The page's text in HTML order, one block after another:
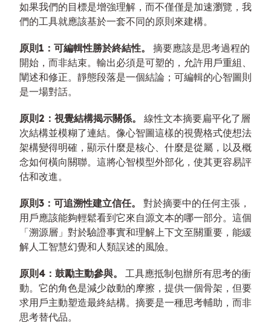
如果我們的目標是增強理解，而不僅僅是加速瀏覽，我
們的工具就應該基於一套不同的原則來建構。
原則1：可編輯性勝於終結性。
摘要應該是思考過程的
開始，而非結束。輸出必須是可塑的，允許用戶重組、
闡述和修正。靜態段落是一個結論；可編輯的心智圖則
是一場對話。
原則2：視覺結構揭示關係。
線性文本摘要扁平化了層
次結構並模糊了連結。像心智圖這樣的視覺格式使想法
架構變得明確，顯示什麼是核心、什麼是從屬，以及概
念如何橫向關聯。這將心智模型外部化，使其更容易評
估和改進。
原則3：可追溯性建立信任。
對於摘要中的任何主張，
用戶應該能夠輕鬆看到它來自源文本的哪一部分。這個
「溯源層」對於驗證事實和理解上下文至關重要，能緩
解人工智慧幻覺和人類誤述的風險。
原則4：鼓勵主動參與。
工具應抵制包辦所有思考的衝
動。它的角色是減少啟動的摩擦，提供一個骨架，但要
求用戶主動塑造最終結構。摘要是一種思考輔助，而非
思考替代品。